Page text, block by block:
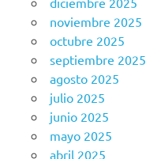
noviembre 2025
octubre 2025
septiembre 2025
agosto 2025
julio 2025
junio 2025
mayo 2025
abril 2025